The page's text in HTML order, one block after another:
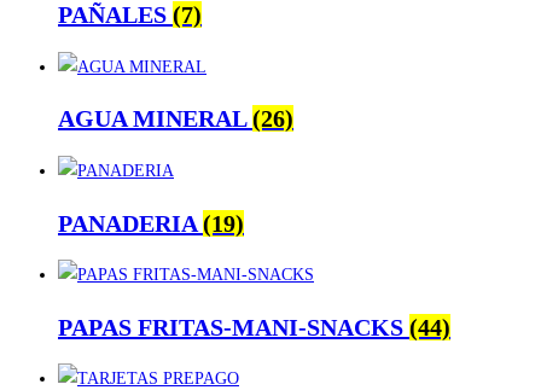
PAÑALES (7)
AGUA MINERAL(26)
PANADERIA(19)
PAPAS FRITAS-MANI-SNACKS (44)